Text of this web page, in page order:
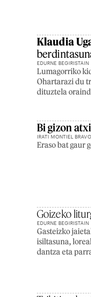
Klaudia
EDURNE BEGIRISTAIN
Lumagorriko
Ohartarazi du
dituztela
Bi gizon
IRATI MONTIEL BRAVO
Eraso bat gaur
Goizeko
EDURNE BEGIRISTAIN
Gasteizko
isiltasuna,
dantza eta